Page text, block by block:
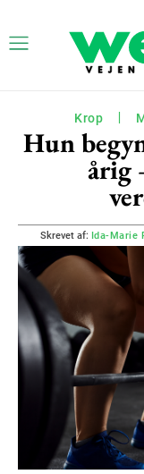
Krop
Hun
årig
Skrevet af: Ida-Marie